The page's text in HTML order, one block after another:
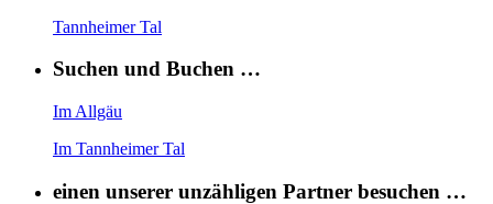
Tannheimer Tal
Suchen und Buchen …
Im Allgäu
Im Tannheimer Tal
einen unserer unzähligen Partner besuchen …